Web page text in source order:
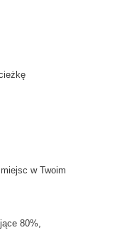
w Twoim
80%,